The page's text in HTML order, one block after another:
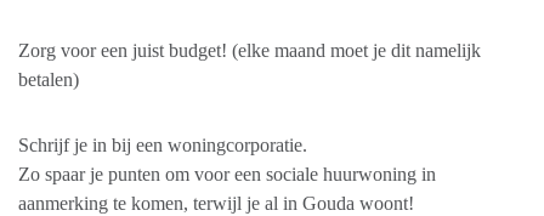
Zorg voor een juist budget! (elke maand moet je dit namelijk
betalen)
Schrijf je in bij een woningcorporatie.
Zo spaar je punten om voor een sociale huurwoning in
aanmerking te komen, terwijl je al in Gouda woont!